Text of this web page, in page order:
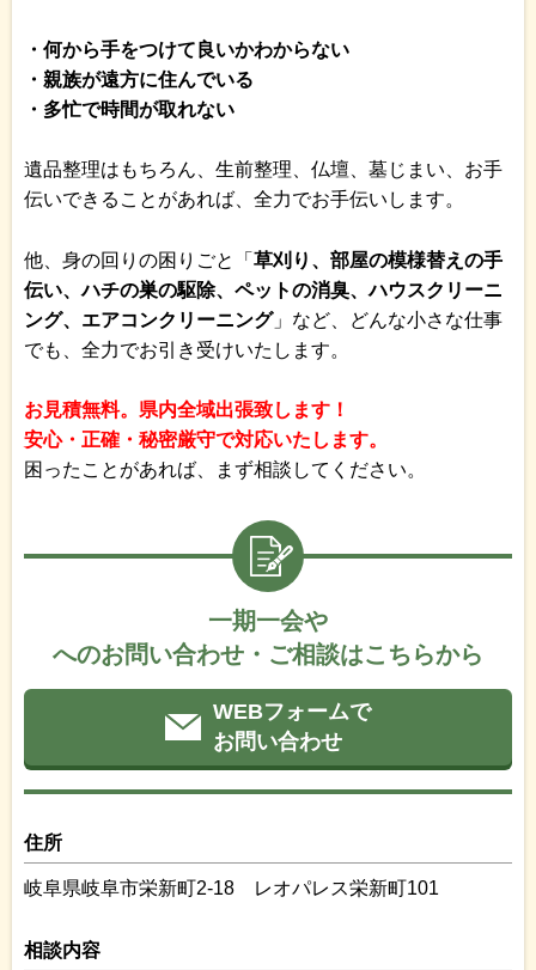
・何から手をつけて良いかわからない
・親族が遠方に住んでいる
・多忙で時間が取れない
遺品整理はもちろん、生前整理、仏壇、墓じまい、お手
伝いできることがあれば、全力でお手伝いします。
他、身の回りの困りごと「 草刈り、部屋の模様替えの手
伝い、ハチの巣の駆除、ペットの消臭、ハウスクリーニ
ング、エアコンクリーニング」など、どんな小さな仕事
でも、全力でお引き受けいたします。
お見積無料。県内全域出張致します！
安心・正確・秘密厳守で対応いたします。
困ったことがあれば、まず相談してください。
一期一会や
へのお問い合わせ・ご相談はこちらから
WEBフォームで
お問い合わせ
住所
岐阜県岐阜市栄新町2-18 レオパレス栄新町101
相談内容